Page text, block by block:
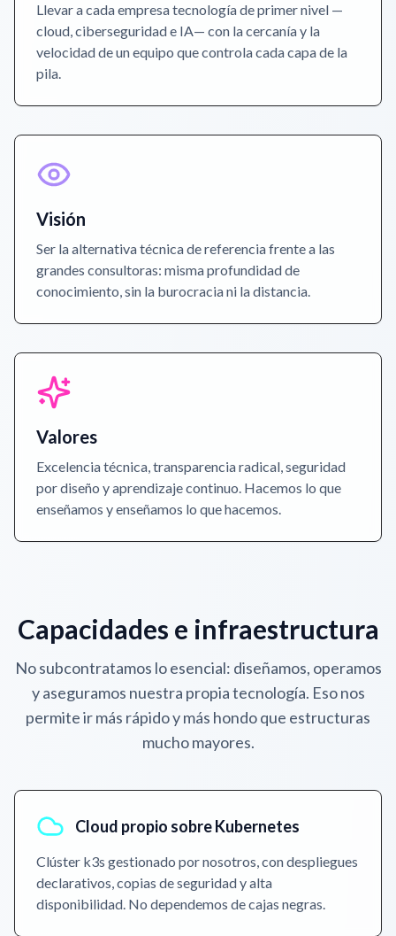
Llevar a cada empresa tecnología de primer nivel —
cloud, ciberseguridad e IA— con la cercanía y la
velocidad de un equipo que controla cada capa de la
pila.
Visión
Ser la alternativa técnica de referencia frente a las
grandes consultoras: misma profundidad de
conocimiento, sin la burocracia ni la distancia.
Valores
Excelencia técnica, transparencia radical, seguridad
por diseño y aprendizaje continuo. Hacemos lo que
enseñamos y enseñamos lo que hacemos.
Capacidades e infraestructura
No subcontratamos lo esencial: diseñamos, operamos
y aseguramos nuestra propia tecnología. Eso nos
permite ir más rápido y más hondo que estructuras
mucho mayores.
Cloud propio sobre Kubernetes
Clúster k3s gestionado por nosotros, con despliegues
declarativos, copias de seguridad y alta
disponibilidad. No dependemos de cajas negras.